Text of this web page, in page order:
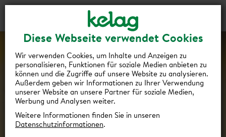
Diese Webseite verwendet Cookies
Wir verwenden Cookies, um Inhalte und Anzeigen zu
personalisieren, Funktionen für soziale Medien anbieten zu
können und die Zugriffe auf unsere Website zu analysieren.
Außerdem geben wir Informationen zu Ihrer Verwendung
unserer Website an unsere Partner für soziale Medien,
Werbung und Analysen weiter.
Weitere Informationen finden Sie in unseren
Datenschutzinformationen.
Gutscheine Events Suche